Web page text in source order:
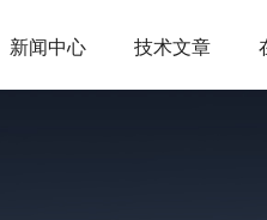
新闻中心 技术文章